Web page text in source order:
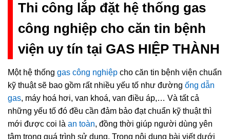
Thi công lắp đặt hệ thống gas
công nghiệp cho căn tin bệnh
viện uy tín tại GAS HIỆP THÀNH
Một hệ thống gas công nghiệp cho căn tin bệnh viện chuẩn
kỹ thuật sẽ bao gồm rất nhiều yếu tố như đường ống dẫn
gas, máy hoá hơi, van khoá, van điều áp,… Và tất cả
những yếu tố đó đều cần đảm bảo đạt chuẩn kỹ thuật thì
mới được coi là an toàn, đồng thời giúp người dùng yên
tâm trong quá trình sử dụng. Trong nội dung bài viết dưới